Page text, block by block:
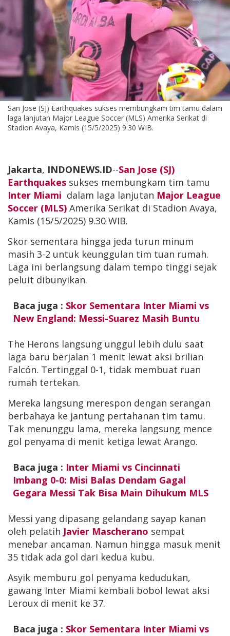
San Jose (SJ) Earthquakes sukses membungkam tim tamu dalam
laga lanjutan Major League Soccer (MLS) Amerika Serikat di
Stadion Avaya, Kamis (15/5/2025) 9.30 WIB.
Jakarta, INDONEWS.ID--San Jose (SJ)
Earthquakes sukses membungkam tim tamu
Inter Miami dalam laga lanjutan Major League
Soccer (MLS) Amerika Serikat di Stadion Avaya,
Kamis (15/5/2025) 9.30 WIB.
Skor sementara hingga jeda turun minum
masih 3-2 untuk keunggulan tim tuan rumah.
Laga ini berlangsung dalam tempo tinggi sejak
peluit dibunyikan.
Baca juga : Skor Sementara Inter Miami vs
New England: Messi-Suarez Masih Buntu
The Herons langsung unggul lebih dulu saat
laga baru berjalan 1 menit lewat aksi brilian
Falcón. Tertinggal 0-1, tidak membuat ruan
rumah tertekan.
Mereka langsung merespon dengan serangan
berbahaya ke jantung pertahanan tim tamu.
Tak menunggu lama, mereka langsung mence
gol penyama di menit ketiga lewat Arango.
Baca juga : Inter Miami vs Cincinnati
Imbang 0-0: Misi Balas Dendam Gagal
Gegara Messi Tak Bisa Main Dihukum MLS
Messi yang dipasang gelandang sayap kanan
oleh pelatih Javier Mascherano sempat
menebar ancaman. Namun hingga masuk menit
35 tidak ada gol dari kedua kubu.
Asyik memburu gol penyama kedudukan,
gawang Inter Miami kembali bobol lewat aksi
Leroux di menit ke 37.
Baca juga : Skor Sementara Inter Miami vs